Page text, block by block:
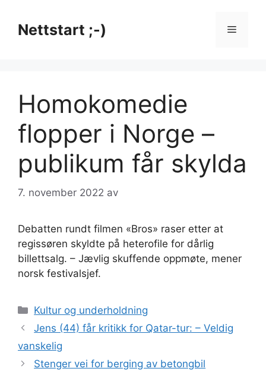
innholdNettstart ;-) Meny
Homokomedie
flopper i Norge –
publikum får skylda
7. november 2022 av
Debatten rundt filmen «Bros» raser etter at
regissøren skyldte på heterofile for dårlig
billettsalg. – Jævlig skuffende oppmøte, mener
norsk festivalsjef.
Kategorier
Kultur og underholdning
Jens (44) får kritikk for Qatar-tur: – Veldig
vanskelig
Stenger vei for berging av betongbil